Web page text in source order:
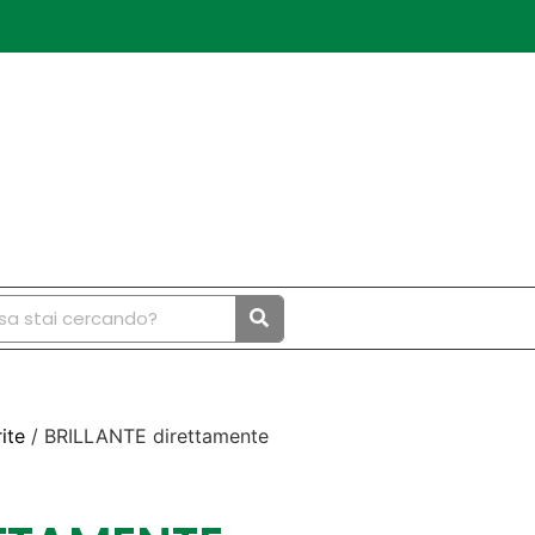
/ BRILLANTE direttamente